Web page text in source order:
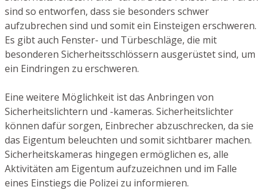
sind so entworfen, dass sie besonders schwer
aufzubrechen sind und somit ein Einsteigen erschweren.
Es gibt auch Fenster- und Türbeschläge, die mit
besonderen Sicherheitsschlössern ausgerüstet sind, um
ein Eindringen zu erschweren.
Eine weitere Möglichkeit ist das Anbringen von
Sicherheitslichtern und -kameras. Sicherheitslichter
können dafür sorgen, Einbrecher abzuschrecken, da sie
das Eigentum beleuchten und somit sichtbarer machen.
Sicherheitskameras hingegen ermöglichen es, alle
Aktivitäten am Eigentum aufzuzeichnen und im Falle
eines Einstiegs die Polizei zu informieren.